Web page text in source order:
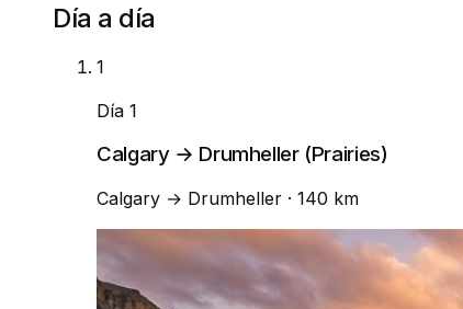
Día a día
1
Día 1
Calgary → Drumheller (Prairies)
Calgary → Drumheller · 140 km